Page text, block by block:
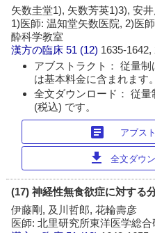
矢数圭堂1), 矢数芳英1)3), 安
1)医師: 温知堂矢数医院, 2)医
酔科学教室
漢方の臨床 51 (12) 1635-1642,
アブストラクト： 従量制
は基本料金に含まれます。
全文ダウンロード： 従
(税込) です。
article アブス
download 全文ダウ
(17) 神経性無食欲症に対する
伊藤剛, 及川哲郎, 花輪壽彦
医師: 北里研究所東洋医学総合